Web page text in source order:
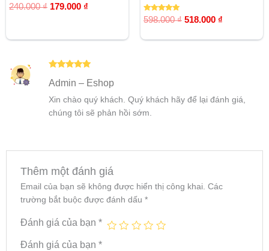
Được xếp
hạng
240.000₫ 179.000 ₫
Được xếp
hạng
598.000₫ 518.000 ₫
hạng55
Admin – Eshop
Xin chào quý khách. Quý khách hãy để lại đánh giá,
chúng tôi sẽ phản hồi sớm.
Thêm một đánh giá
Email của bạn sẽ không được hiển thị công khai. Các
trường bắt buộc được đánh dấu *
Đánh giá của bạn *
Đánh giá của bạn *